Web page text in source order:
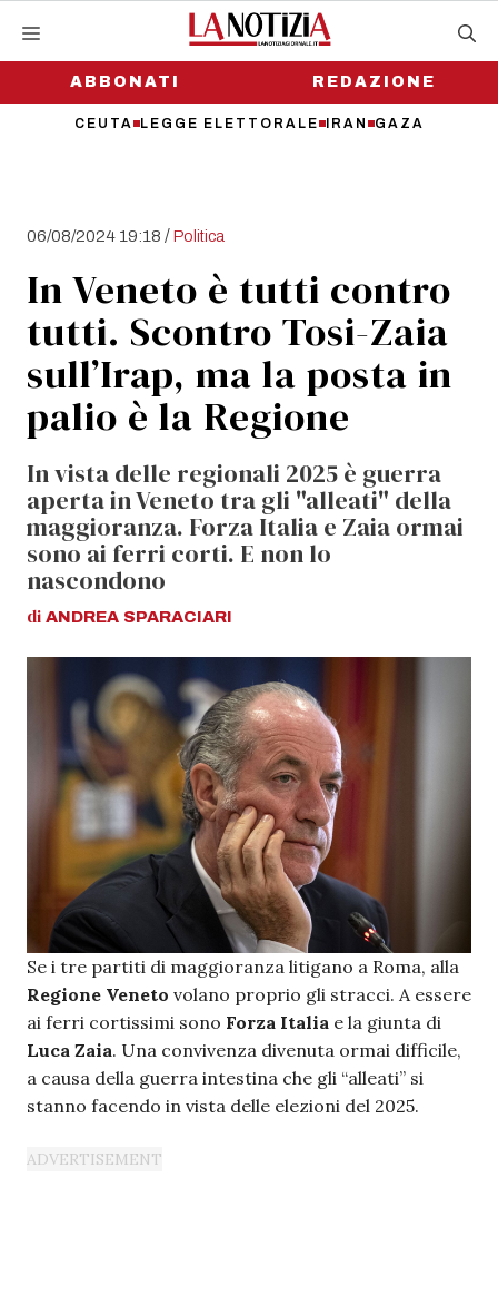
contenutoABBONATI
CEUTA LEGGE ELETTORALE IRAN GAZA
REDAZIONE
06/08/2024 19:18 /Politica
In Veneto è tutti contro
tutti. Scontro Tosi-Zaia
sull’Irap, ma la posta in
palio è la Regione
In vista delle regionali 2025 è guerra
aperta in Veneto tra gli "alleati" della
maggioranza. Forza Italia e Zaia ormai
sono ai ferri corti. E non lo
nascondono
di ANDREA SPARACIARI
Se i tre partiti di maggioranza litigano a Roma, alla
Regione Veneto volano proprio gli stracci. A essere
ai ferri cortissimi sono Forza Italia e la giunta di
Luca Zaia. Una convivenza divenuta ormai difficile,
a causa della guerra intestina che gli “alleati” si
stanno facendo in vista delle elezioni del 2025.